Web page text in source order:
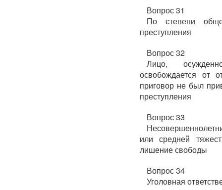
Вопрос 31
По степени
преступления
Вопрос 32
Лицо,
освобождается от
приговор не был
преступления
Вопрос 33
или средней
лишение свободы
Вопрос 34
Уголовная